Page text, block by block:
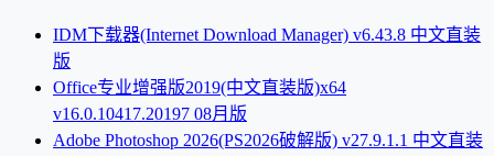
IDM下载器(Internet Download Manager) v6.43.8 中文直装
版
Office专业增强版2019(中文直装版)x64
v16.0.10417.20197 08月版
Adobe Photoshop 2026(PS2026破解版) v27.9.1.1 中文直装